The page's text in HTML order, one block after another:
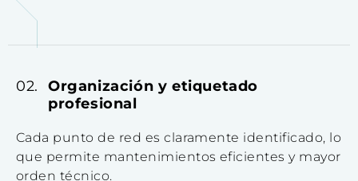
Organización y etiquetado
profesional
Cada punto de red es claramente identificado, lo
que permite mantenimientos eficientes y mayor
orden técnico.